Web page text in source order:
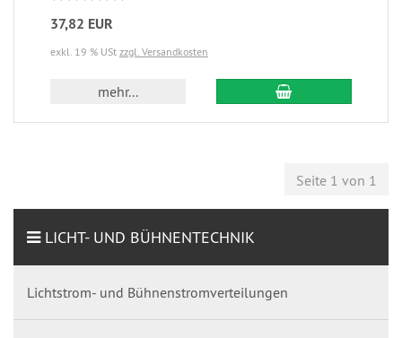
37,82 EUR
exkl. 19 % USt zzgl. Versandkosten
mehr...
Seite 1 von 1
LICHT- UND BÜHNENTECHNIK
Lichtstrom- und Bühnenstromverteilungen